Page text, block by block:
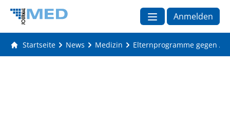
Anmelden
Startseite News Medizin Elternprogramme gegen